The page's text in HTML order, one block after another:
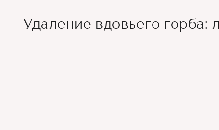
Удаление вдовьего горба: